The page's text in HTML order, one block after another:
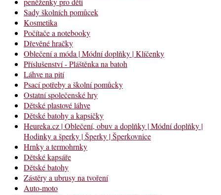
Sady školních pomůcek
Kosmetika
Počítače a notebooky
Dřevěné hračky
Oblečení a móda | Módní doplňky | Klíčenky
Příslušenství - Pláštěnka na batoh
Láhve na pití
Psací potřeby a školní pomůcky
Ostatní společenské hry
Dětské plastové láhve
Dětské batohy a kapsičky
Heureka.cz | Oblečení, obuv a doplňky | Módní doplňky |
Hodinky a šperky | Šperky | Šperkovnice
Hrnky a termohrnky
Dětské kapsáře
Dětské batohy
Zástěry a ubrusy na tvoření
Auto-moto